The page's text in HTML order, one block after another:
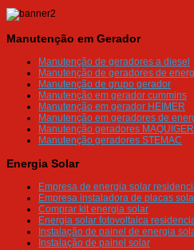
Manutenção em Gerador
Manutenção de geradores a diesel
Manutenção de geradores de
Manutenção de grupo gerador
Manutenção em gerador cummins
Manutenção em gerador HEIMER
Manutenção em geradores de
Manutenção geradores
Manutenção geradores STEMAC
Energia Solar
Empresa de energia solar
Empresa instaladora de placas
Comprar kit energia solar
Energia solar fotovoltaica
Instalação de painel de energia
Instalação de painel solar